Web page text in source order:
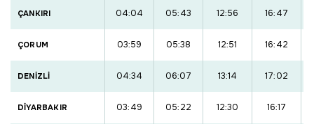
ÇANKIRI 04:04 05:43 12:56 16:47
ÇORUM 03:59 05:38 12:51 16:42
DENİZLİ 04:34 06:07 13:14 17:02
DİYARBAKIR 03:49 05:22 12:30 16:17